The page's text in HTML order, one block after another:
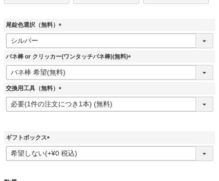
尾錠色選択（無料）
(
須
バネ棒 or クリッカー(ワンタッチバネ棒)(無料)
(
交換用工具（無料）
(
必
ギフトボックス
(
必